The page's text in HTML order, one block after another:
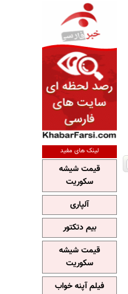
لینک های مفید
قیمت شیشه
سکوریت
آلپاری
بیم دتکتور
قیمت شیشه
سکوریت
فیلم آپنه خواب